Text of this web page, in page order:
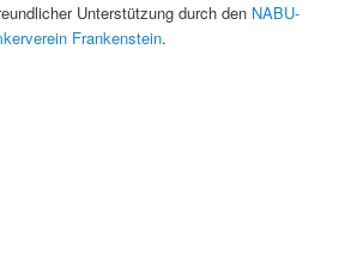
Unterstützung durch den NABU-
Frankenstein.